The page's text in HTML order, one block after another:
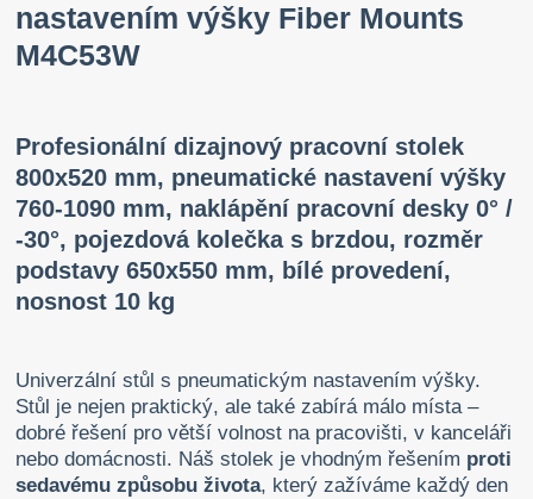
nastavením výšky Fiber Mounts
M4C53W
Profesionální dizajnový pracovní stolek
800x520 mm, pneumatické nastavení výšky
760-1090 mm, naklápění pracovní desky 0° /
-30°, pojezdová kolečka s brzdou, rozměr
podstavy 650x550 mm, bílé provedení,
nosnost 10 kg
Univerzální stůl s pneumatickým nastavením výšky.
Stůl je nejen praktický, ale také zabírá málo místa –
dobré řešení pro větší volnost na pracovišti, v kanceláři
nebo domácnosti. Náš stolek je vhodným řešením proti
sedavému způsobu života, který zažíváme každý den